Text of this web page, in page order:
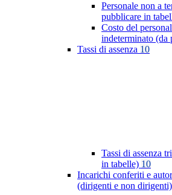
Personale non a
pubblicare in
Costo del
indeterminato (da
Tassi di assenza 10
Tassi di assenza
in tabelle) 10
Incarichi conferiti e
(dirigenti e non dirigenti)